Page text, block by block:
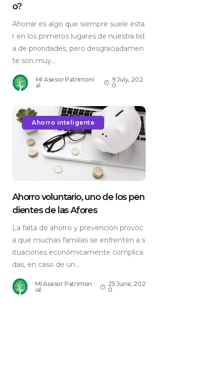
o?
Ahorrar es algo que siempre suele esta
r en los primeros lugares de nuestra list
a de prioridades, pero desgraciadamen
te son muy...
MI Asesor Patrimoni
al
9 July, 202
0
Ahorro inteligente
Ahorro voluntario, uno de los pen
dientes de las Afores
La falta de ahorro y prevención provoc
a que muchas familias se enfrenten a s
ituaciones económicamente complica
das, en caso de un...
MI Asesor Patrimon
ial
25 June, 202
0